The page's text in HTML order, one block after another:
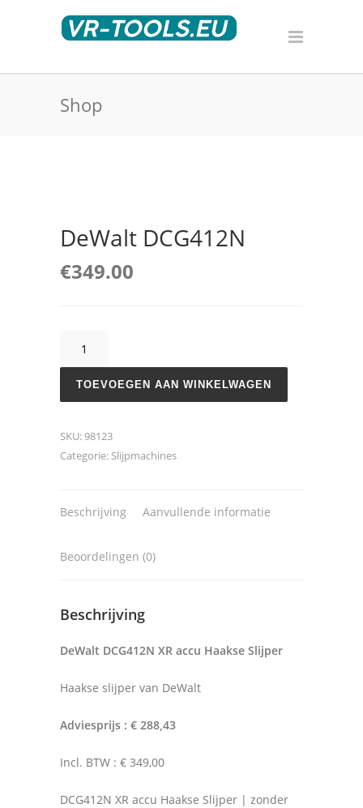
Shop
DeWalt DCG412N
€349.00
aantal
TOEVOEGEN AAN WINKELWAGEN
SKU:98123
Categorie: Slijpmachines
Beschrijving Aanvullende informatie
Beoordelingen (0)
Beschrijving
DeWalt DCG412N XR accu Haakse Slijper
Haakse slijper van DeWalt
Adviesprijs : € 288,43
Incl. BTW : € 349,00
DCG412N XR accu Haakse Slijper | zonder